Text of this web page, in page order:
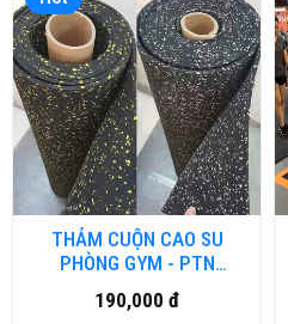
THẢM CUỘN CAO SU
PHÒNG GYM - PTN
RUBBER 001- DN.HN
190,000 đ